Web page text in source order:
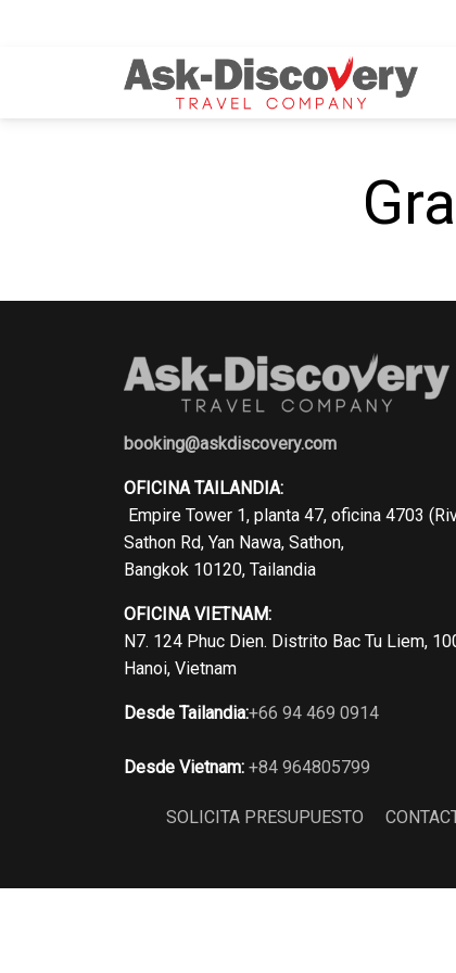
booking@askdiscovery.com
OFICINA TAILANDIA:
Empire Tower 1, planta 47, oficina 4703
Sathon Rd, Yan Nawa, Sathon,
Bangkok 10120, Tailandia
OFICINA VIETNAM:
N7. 124 Phuc Dien. Distrito Bac Tu Liem,
Hanoi, Vietnam
Desde Tailandia:+66 94 469 0914
Desde Vietnam: +84 964805799
SOLICITA PRESUPUESTO